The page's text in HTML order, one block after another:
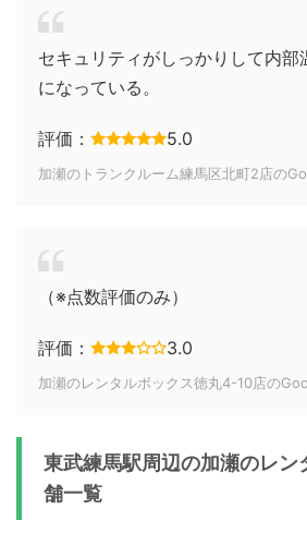
セキュリティがしっかりして内部
になっている。
評価： 5.0
加瀬のトランクルーム練馬区北町2店の
（※点数評価のみ）
評価： 3.0
加瀬のレンタルボックス徳丸4-10店の
東武練馬駅周辺の加瀬のレン
舗一覧